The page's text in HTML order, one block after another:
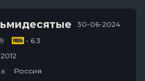
30-06-2024
- 6.3
2012
Россия